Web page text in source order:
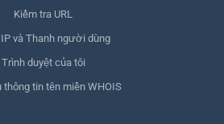
Kiểm tra URL
và Thanh người dùng
Trình duyệt của tôi
thông tin tên miền WHOIS